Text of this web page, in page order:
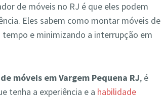
de móveis no RJ é que eles podem
Eles sabem como montar móveis de
e minimizando a interrupção em
móveis em Vargem Pequena RJ, é
tenha a experiência e a habilidade